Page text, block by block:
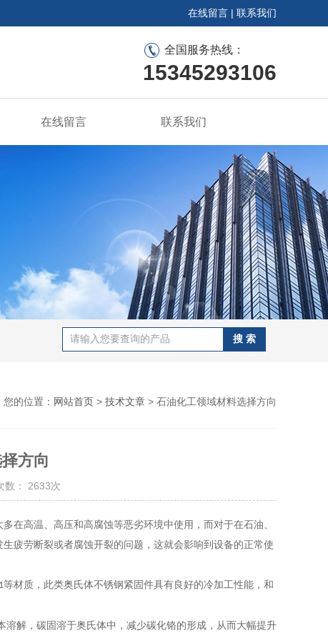
在线留言 | 联系我们
全国服务热线：
15345293106
在线留言 联系我们
您的位置： 网站首页 > 技术文章 > 石油化工领域材料选择方向
方向
： 2633次
在高温、高压和高腐蚀等恶劣环境中使用 ，而对于在石油、
疲劳断裂或者腐蚀开裂的问题，这就会影响到设备的正常使
等材质，此类奥氏体不锈钢紧固件具有良好的冷加工性能 ， 和
解，碳固溶于奥氏体中，减少碳化铬的形成， 从而 大幅提升